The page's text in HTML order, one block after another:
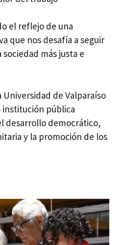
el reflejo de una
que nos desafía a seguir
más justa e
Universidad de Valparaíso
institución pública
desarrollo democrático,
y la promoción de los